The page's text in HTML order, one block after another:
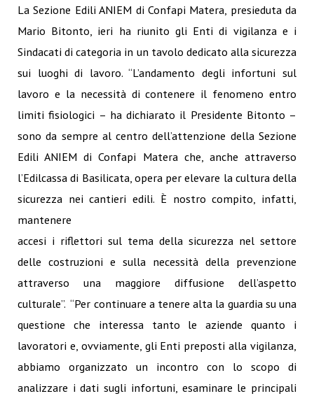
La Sezione Edili ANIEM di Confapi Matera, presieduta da
Mario Bitonto, ieri ha riunito gli Enti di vigilanza e i
Sindacati di categoria in un tavolo dedicato alla sicurezza
sui luoghi di lavoro. “L’andamento degli infortuni sul
lavoro e la necessità di contenere il fenomeno entro
limiti fisiologici – ha dichiarato il Presidente Bitonto –
sono da sempre al centro dell’attenzione della Sezione
Edili ANIEM di Confapi Matera che, anche attraverso
l’Edilcassa di Basilicata, opera per elevare la cultura della
sicurezza nei cantieri edili. È nostro compito, infatti,
mantenere
accesi i riflettori sul tema della sicurezza nel settore
delle costruzioni e sulla necessità della prevenzione
attraverso una maggiore diffusione dell’aspetto
culturale”. “Per continuare a tenere alta la guardia su una
questione che interessa tanto le aziende quanto i
lavoratori e, ovviamente, gli Enti preposti alla vigilanza,
abbiamo organizzato un incontro con lo scopo di
analizzare i dati sugli infortuni, esaminare le principali